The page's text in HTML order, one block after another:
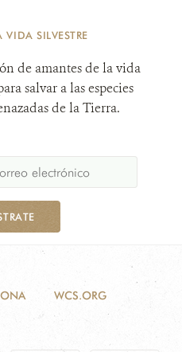
VIDA SILVESTRE
de amantes de la vida
salvar a las especies
de la Tierra.
WCS.ORG